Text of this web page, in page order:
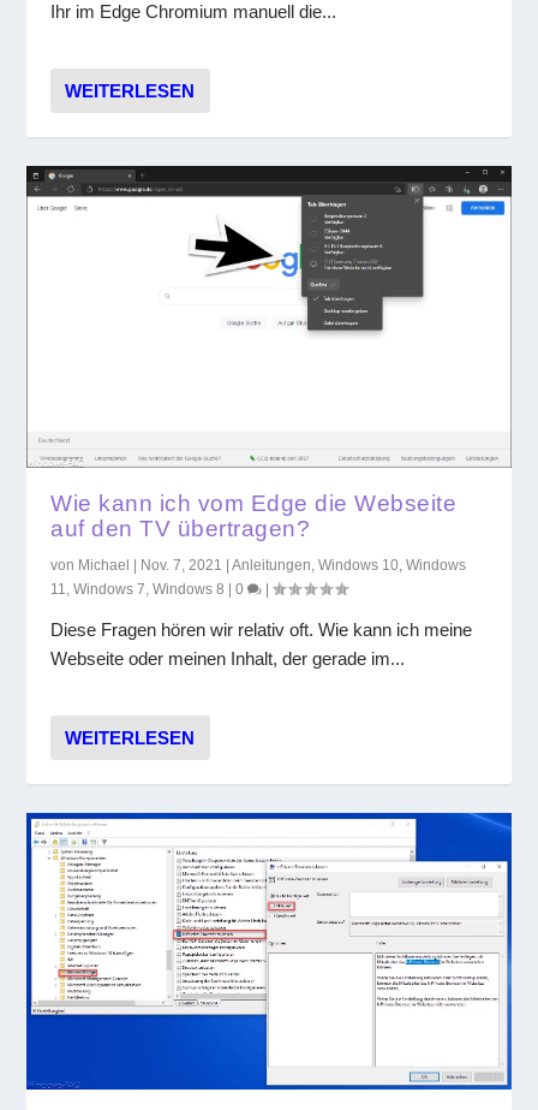
Ihr im Edge Chromium manuell die...
WEITERLESEN
Wie kann ich vom Edge die Webseite
auf den TV übertragen?
von Michael Nov. 7, 2021 |Anleitungen,Windows 10,Windows
11,Windows 7,Windows 8 |0 |
Diese Fragen hören wir relativ oft. Wie kann ich meine
Webseite oder meinen Inhalt, der gerade im...
WEITERLESEN